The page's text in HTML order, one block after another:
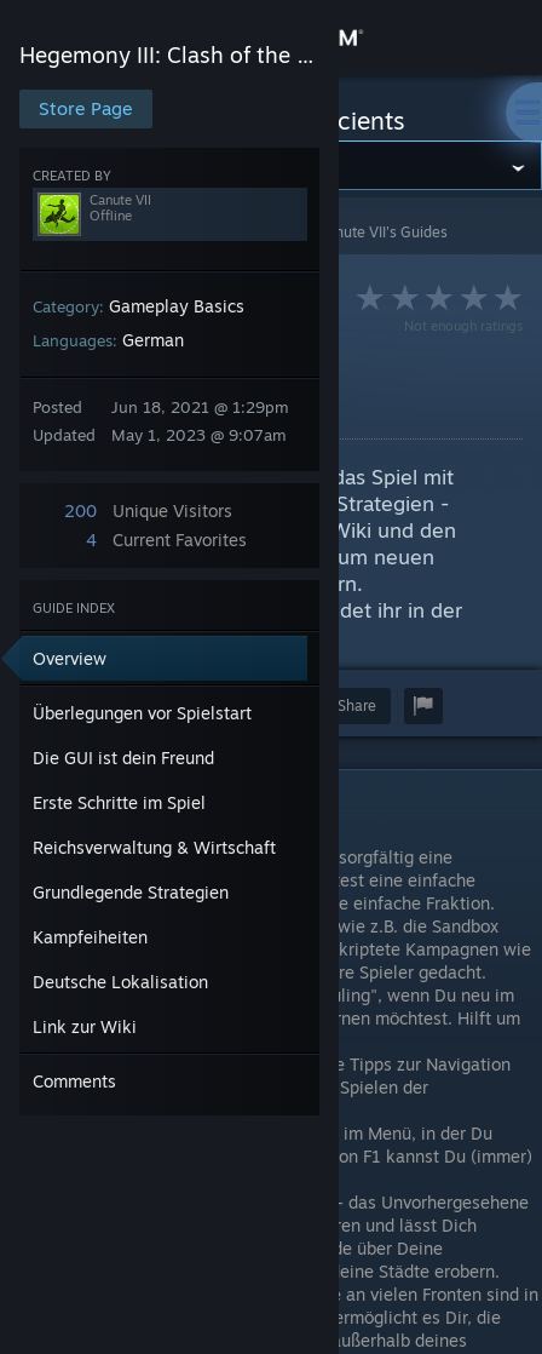
Store
Community
About
Support
Change language
Hegemony III: Clash of the Ancients
Store Page
CREATED BY
Canute VII
Offline
Category: Gameplay Basics
Languages: German
Posted
Updated
Jun 18, 2021 @ 1:29pm
May 1, 2023 @ 9:07am
200
Unique Visitors
4
Current Favorites
GUIDE INDEX
Overview
Überlegungen vor Spielstart
Die GUI ist dein Freund
Erste Schritte im Spiel
Reichsverwaltung & Wirtschaft
Grundlegende Strategien
Kampfeiheiten
Deutsche Lokalisation
Link zur Wiki
Comments
Hegemony III: Clash of the Ancients
Hegemony III: Clash of the Ancients Canute VII's Guides
Not enough ratings
Ratgeber für Anfänger
By Canute VII
Dies ist eine kurze Einführung in das Spiel mit
Tipps, Tricks und grundlegenden Strategien -
hauptsächlich aus der offiziellen Wiki und den
Hinweisen des Ladebildschirms - um neuen
Spielern den Einstieg zu erleichtern.
Weiterführende Informationen findet ihr in der
offiziellen Wiki!
Favorite Share
Überlegungen vor Spielstart
Überleg Dir für Deine erste Kampagne sorgfältig eine
vorteilhafte Ausgangsposition: Du solltest eine einfache
Fraktion auswählen. Tipp: Rom ist keine einfache Fraktion.
Für den Anfang ist eine kleinere Karte wie z.B. die Sandbox
Etruria oder Sizilien zu empfehlen. Geskriptete Kampagnen wie
"Pyrrhus von Epirus" sind für erfahrenere Spieler gedacht.
Stelle den Schwierigkeitsgrad auf "Neuling", wenn Du neu im
Spiel bist und nur die Mechaniken erlernen möchtest. Hilft um
Schalte das Tutorial ein, um zusätzliche Tipps zur Navigation
durch die Benutzeroberfläche und zum Spielen der
Es gibt eine spiel-interne Hilfefunktion im Menü, in der Du
nachschlagen kannst. Durch Drücken von F1 kannst Du (immer)
Speichere oft (verwende die F5-Taste) - das Unvorhergesehene
wird passieren, deine Armeen dezimieren und lässt Dich
entsetzt zusehen, wie unbemerkt Feinde über Deine
ungeschützten Grenzen kommen und deine Städte erobern.
Die Pause-Taste ist dein Freund, Kriege an vielen Fronten sind in
diesem Spiel üblich und das Anhalten ermöglicht es Dir, die
Befehle in Schlachten zu erteilen, die außerhalb deines